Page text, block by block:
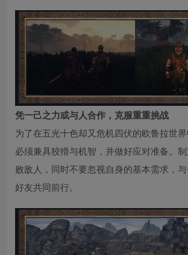
凭一己之力或与人合作，克服重重挑战
为了在五光十色却又危机四伏的欧鲁拉世
必须兼具狡猾与机智，并做好应对准备。
败敌人，同时不要忽视自身的基本需求，
好友共同前行。